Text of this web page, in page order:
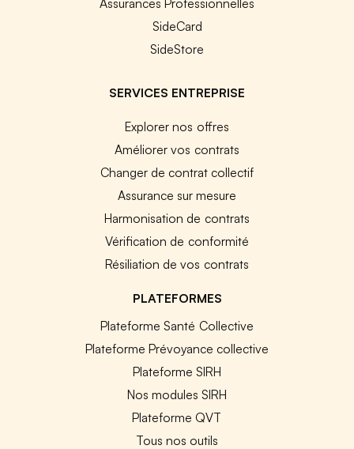
SideCard
SideStore
SERVICES ENTREPRISE
Explorer nos offres
Améliorer vos contrats
Changer de contrat collectif
Assurance sur mesure
Harmonisation de contrats
Vérification de conformité
Résiliation de vos contrats
PLATEFORMES
Plateforme Santé Collective
Plateforme Prévoyance collective
Plateforme SIRH
Nos modules SIRH
Plateforme QVT
Tous nos outils